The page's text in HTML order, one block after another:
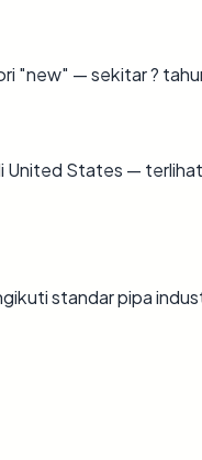
"new" — sekitar ?
United States —
standar pipa